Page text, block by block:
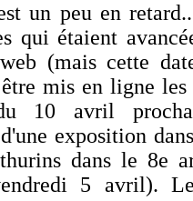
un peu en
qui étaient
(mais cette
mis en ligne
10 avril
exposition
dans le 8e
5 avril).